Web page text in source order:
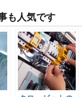
も人気です